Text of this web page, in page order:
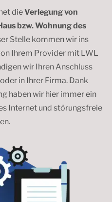
dieVerlegung von
bzw. Wohnung des
Stelle kommen wir ins
Ihrem Provider mit LWL
wir Ihren Anschluss
in Ihrer Firma. Dank
haben wir hier immer ein
Internet und störungsfreie